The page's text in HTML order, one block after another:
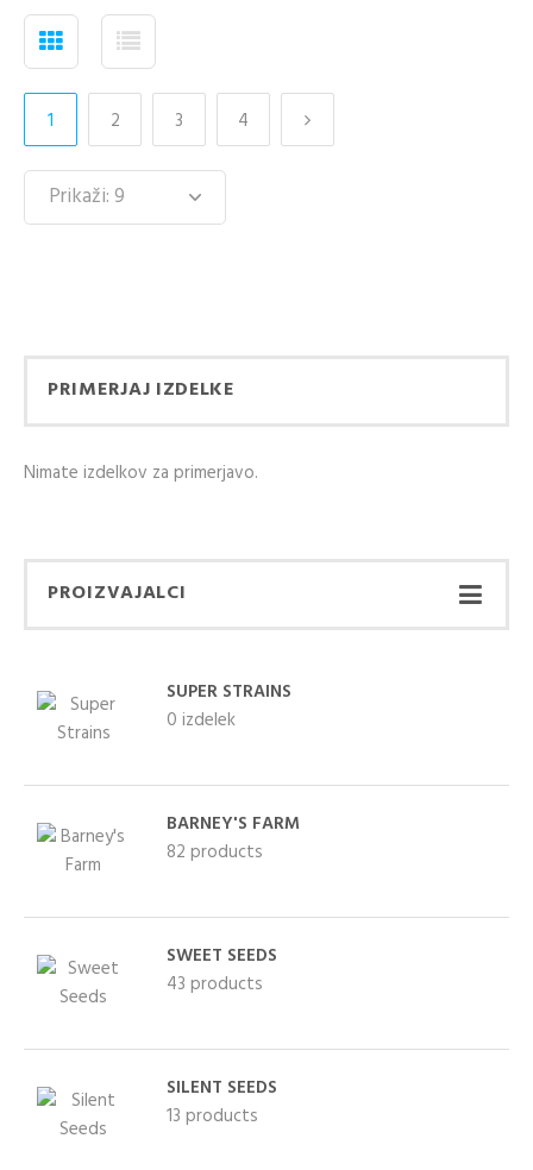
1 2 3 4
PRIMERJAJ IZDELKE
Nimate izdelkov za primerjavo.
PROIZVAJALCI
SUPER STRAINS
0 izdelek
BARNEY'S FARM
82 products
SWEET SEEDS
43 products
SILENT SEEDS
13 products
KUPITE KOT NOV
Ustvarjanje računa ima
veliko prednosti:
UPORABO VAŠEGA